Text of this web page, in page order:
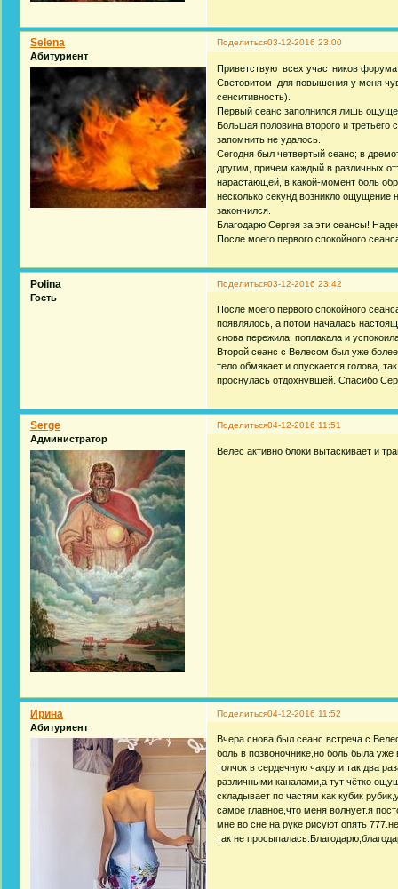
Поделиться03-12-2016 23:00
Selena
Абитуриент
Приветствую всех участников
Световитом для повышения у меня
сенситивность).
Первый сеанс заполнился лишь
Большая половина второго и третьего
запомнить не удалось.
Сегодня был четвертый сеанс; в
другим, причем каждый в различных
нарастающей, в какой-момент боль
несколько секунд возникло ощущение
закончился.
Благодарю Сергея за эти сеансы!
После моего первого спокойного
Поделиться03-12-2016 23:42
Polina
Гость
После моего первого спокойного
появлялось, а потом началась
снова пережила, поплакала и
Второй сеанс с Велесом был уже
тело обмякает и опускается голова,
проснулась отдохнувшей. Спасибо
Поделиться04-12-2016 11:51
Serge
Администратор
Велес активно блоки вытаскивает и
Поделиться04-12-2016 11:52
Ирина
Абитуриент
Вчера снова был сеанс встреча с
боль в позвоночнике,но боль была
толчок в сердечную чакру и так два
различными каналами,а тут чётко
складывает по частям как кубик
самое главное,что меня волнует.я
мне во сне на руке рисуют опять
так не